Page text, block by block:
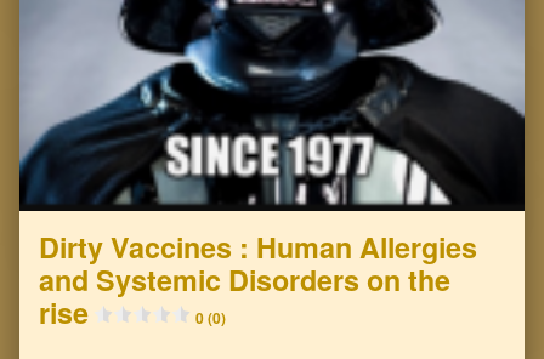
Dirty Vaccines : Human Allergies
and Systemic Disorders on the
rise
0 (0)